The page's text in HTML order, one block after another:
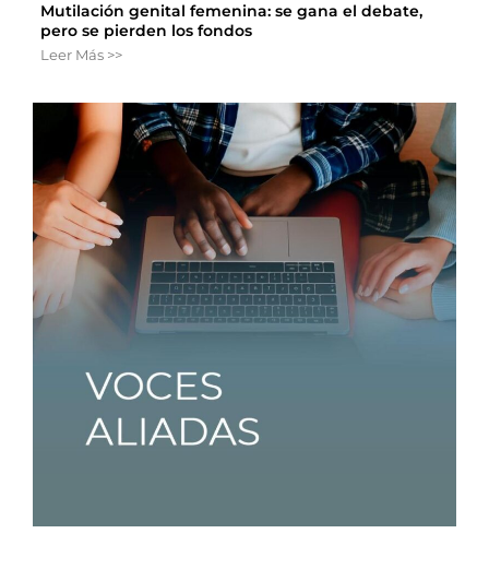
Mutilación genital femenina: se gana el debate,
pero se pierden los fondos
Leer Más >>